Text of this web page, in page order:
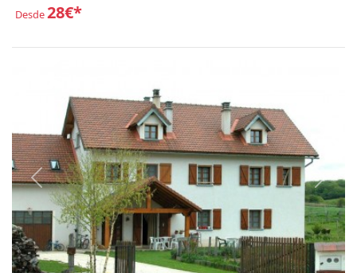
Desde28€*
Anterior